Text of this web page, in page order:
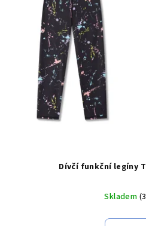
Dívčí funkční legíny
Skladem